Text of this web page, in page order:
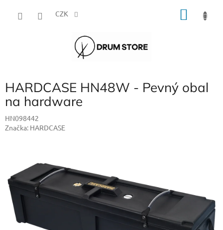
CZK
HARDCASE HN48W - Pevný obal
na hardware
HN098442
Značka: HARDCASE